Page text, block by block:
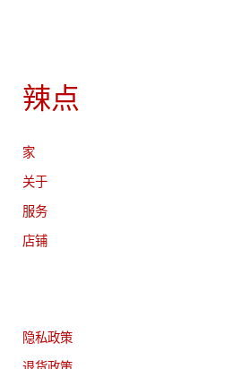
辣点
家
关于
服务
店铺
隐私政策